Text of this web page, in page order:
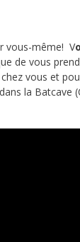
vous-même! V
de vous
vous et
la Batcave